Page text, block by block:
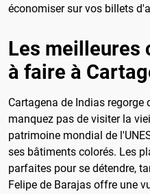
économiser sur vos billets
Les meilleures
à faire à
Cartagena de Indias regorge
manquez pas de visiter la
patrimoine mondial de
ses bâtiments colorés. Les
parfaites pour se détendre,
Felipe de Barajas offre une